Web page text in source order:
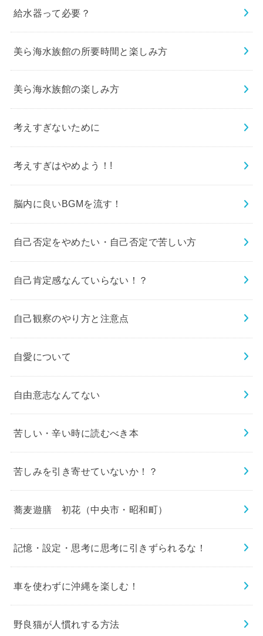
給水器って必要？
美ら海水族館の所要時間と楽しみ方
美ら海水族館の楽しみ方
考えすぎないために
考えすぎはやめよう！!
脳内に良いBGMを流す！
自己否定をやめたい・自己否定で苦しい方
自己肯定感なんていらない！？
自己観察のやり方と注意点
自愛について
自由意志なんてない
苦しい・辛い時に読むべき本
苦しみを引き寄せていないか！？
蕎麦遊膳 初花（中央市・昭和町）
記憶・設定・思考に思考に引きずられるな！
車を使わずに沖縄を楽しむ！
野良猫が人慣れする方法